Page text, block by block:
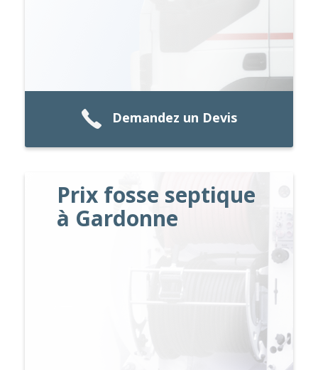
Demandez un Devis
Prix fosse septique
à Gardonne